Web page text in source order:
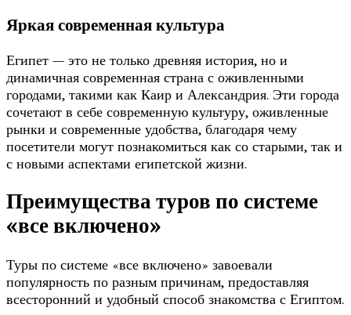
Яркая современная культура
Египет — это не только древняя история, но и
динамичная современная страна с оживленными
городами, такими как Каир и Александрия. Эти города
сочетают в себе современную культуру, оживленные
рынки и современные удобства, благодаря чему
посетители могут познакомиться как со старыми, так и
с новыми аспектами египетской жизни.
Преимущества туров по системе
«все включено»
Туры по системе «все включено» завоевали
популярность по разным причинам, предоставляя
всесторонний и удобный способ знакомства с Египтом.